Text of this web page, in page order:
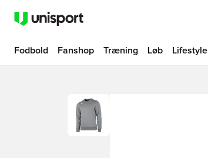
Fodbold Fanshop Træning Løb Lifestyle